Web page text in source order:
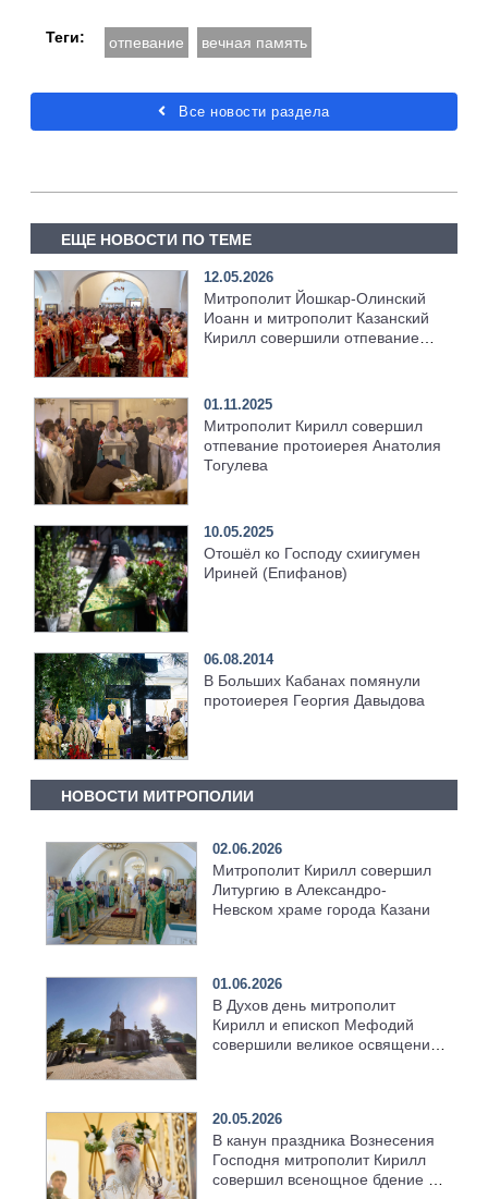
Теги: отпевание вечная память
Все новости раздела
ЕЩЕ НОВОСТИ ПО ТЕМЕ
12.05.2026
Митрополит Йошкар-Олинский
Иоанн и митрополит Казанский
Кирилл совершили отпевание
01.11.2025
Митрополит Кирилл совершил
отпевание протоиерея Анатолия
Тогулева
10.05.2025
Отошёл ко Господу схиигумен
Ириней (Епифанов)
06.08.2014
В Больших Кабанах помянули
протоиерея Георгия Давыдова
НОВОСТИ МИТРОПОЛИИ
02.06.2026
Митрополит Кирилл совершил
Литургию в Александро-
Невском храме города Казани
01.06.2026
В Духов день митрополит
Кирилл и епископ Мефодий
совершили великое освящение
20.05.2026
В канун праздника Вознесения
Господня митрополит Кирилл
совершил всенощное бдение в